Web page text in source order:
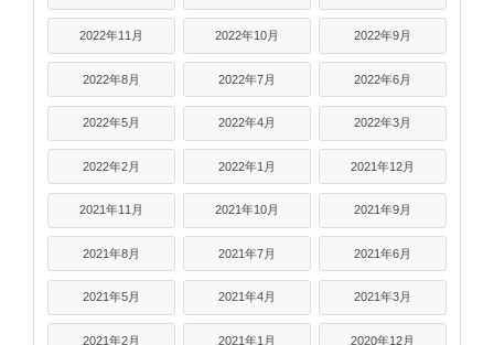
2022年11月 2022年10月 2022年9月
2022年8月 2022年7月 2022年6月
2022年5月 2022年4月 2022年3月
2022年2月 2022年1月 2021年12月
2021年11月 2021年10月 2021年9月
2021年8月 2021年7月 2021年6月
2021年5月 2021年4月 2021年3月
2021年2月 2021年1月 2020年12月